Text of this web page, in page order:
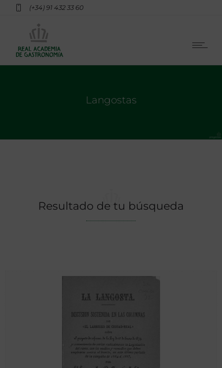
(+34) 91 432 33 60
Langostas
Resultado de tu búsqueda